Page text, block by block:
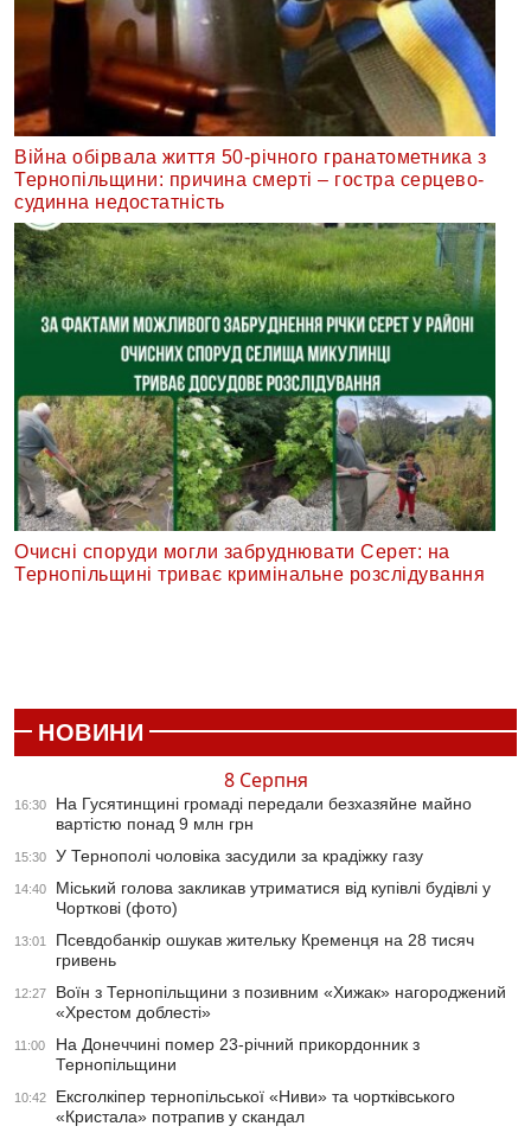
Війна обірвала життя 50-річного гранатометника з
Тернопільщини: причина смерті – гостра серцево-
судинна недостатність
Очисні споруди могли забруднювати Серет: на
Тернопільщині триває кримінальне розслідування
НОВИНИ
8 Серпня
16:30
На Гусятинщині громаді передали безхазяйне майно
вартістю понад 9 млн грн
15:30 У Тернополі чоловіка засудили за крадіжку газу
14:40
Міський голова закликав утриматися від купівлі будівлі у
Чорткові (фото)
13:01
Псевдобанкір ошукав жительку Кременця на 28 тисяч
гривень
12:27
Воїн з Тернопільщини з позивним «Хижак» нагороджений
«Хрестом доблесті»
11:00
На Донеччині помер 23-річний прикордонник з
Тернопільщини
10:42
Ексголкіпер тернопільської «Ниви» та чортківського
«Кристала» потрапив у скандал